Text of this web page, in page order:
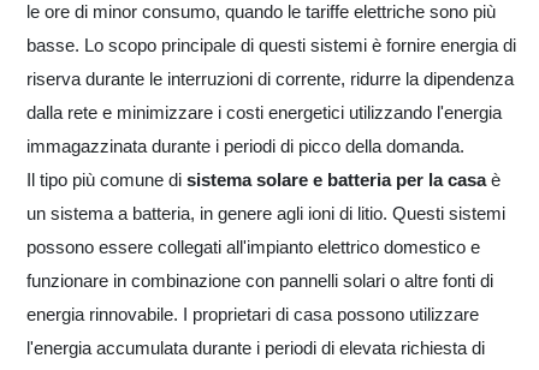
le ore di minor consumo, quando le tariffe elettriche sono più
basse. Lo scopo principale di questi sistemi è fornire energia di
riserva durante le interruzioni di corrente, ridurre la dipendenza
dalla rete e minimizzare i costi energetici utilizzando l'energia
immagazzinata durante i periodi di picco della domanda.
Il tipo più comune di sistema solare e batteria per la casaè
un sistema a batteria, in genere agli ioni di litio. Questi sistemi
possono essere collegati all'impianto elettrico domestico e
funzionare in combinazione con pannelli solari o altre fonti di
energia rinnovabile. I proprietari di casa possono utilizzare
l'energia accumulata durante i periodi di elevata richiesta di